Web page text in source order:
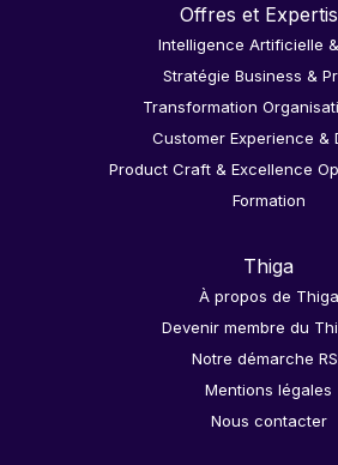
Offres et
Intelligence Artificielle
Stratégie Business &
Transformation
Customer Experience &
Product Craft & Excellence
Formation
Thiga
À propos de Thiga
Devenir membre du
Notre démarche
Mentions légales
Nous contacter